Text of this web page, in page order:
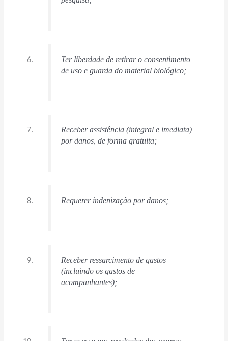
Ter liberdade de retirar o consentimento
de uso e guarda do material biológico;
Receber assistência (integral e imediata)
por danos, de forma gratuita;
Requerer indenização por danos;
Receber ressarcimento de gastos
(incluindo os gastos de
acompanhantes);